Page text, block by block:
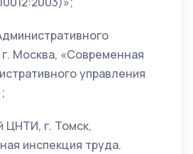
Москва, «Современная
управления
ЦНТИ, г. Томск,
инспекция труда.